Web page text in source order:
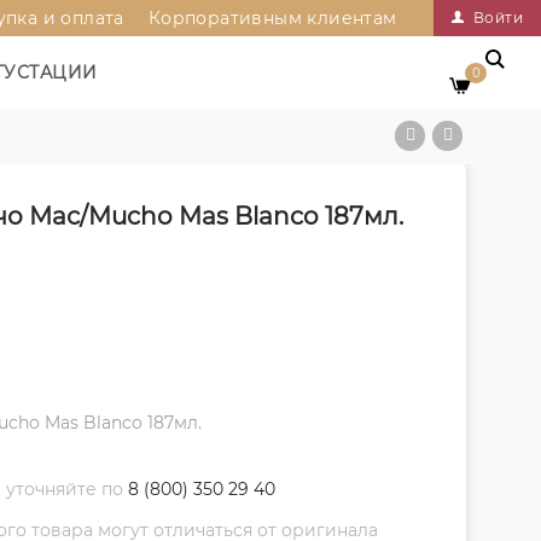
Войти
и оплата Корпоративным клиентам
0
Мас/Mucho Mas Blanco 187мл.
Mas Blanco 187мл.
по 8 (800) 350 29 40
товара могут отличаться от оригинала